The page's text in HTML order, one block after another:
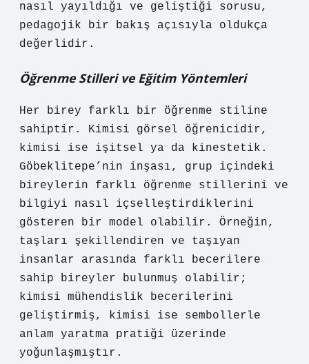
nasıl yayıldığı ve geliştiği sorusu,
pedagojik bir bakış açısıyla oldukça
değerlidir.
Öğrenme Stilleri ve Eğitim Yöntemleri
Her birey farklı bir öğrenme stiline
sahiptir. Kimisi görsel öğrenicidir,
kimisi ise işitsel ya da kinestetik.
Göbeklitepe’nin inşası, grup içindeki
bireylerin farklı öğrenme stillerini ve
bilgiyi nasıl içselleştirdiklerini
gösteren bir model olabilir. Örneğin,
taşları şekillendiren ve taşıyan
insanlar arasında farklı becerilere
sahip bireyler bulunmuş olabilir;
kimisi mühendislik becerilerini
geliştirmiş, kimisi ise sembollerle
anlam yaratma pratiği üzerinde
yoğunlaşmıştır.